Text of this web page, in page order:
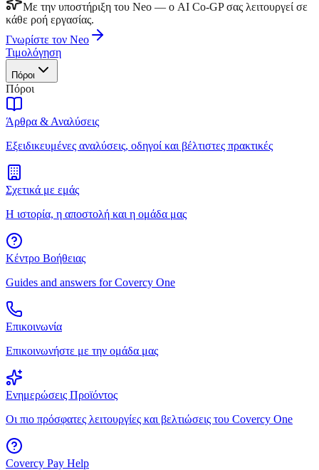
Με την υποστήριξη του Neo — ο AI Co-GP σας λειτουργεί σε
κάθε ροή εργασίας.
Γνωρίστε τον Neo
Τιμολόγηση
Πόροι
Πόροι
Άρθρα & Αναλύσεις
Εξειδικευμένες αναλύσεις, οδηγοί και βέλτιστες πρακτικές
Σχετικά με εμάς
Η ιστορία, η αποστολή και η ομάδα μας
Κέντρο Βοήθειας
Guides and answers for Covercy One
Επικοινωνία
Επικοινωνήστε με την ομάδα μας
Ενημερώσεις Προϊόντος
Οι πιο πρόσφατες λειτουργίες και βελτιώσεις του Covercy One
Covercy Pay Help